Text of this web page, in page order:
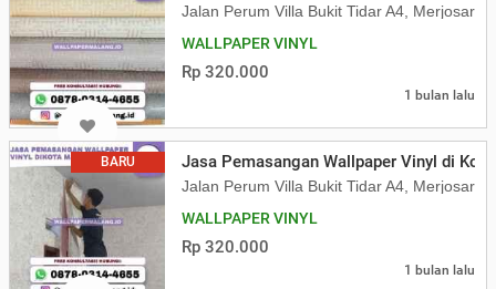
Jalan Perum Villa Bukit Tidar A4, Merjosari,
WALLPAPER VINYL
Rp 320.000
1 bulan lalu
BARU Jasa Pemasangan Wallpaper Vinyl di
Jalan Perum Villa Bukit Tidar A4, Merjosari,
WALLPAPER VINYL
Rp 320.000
1 bulan lalu